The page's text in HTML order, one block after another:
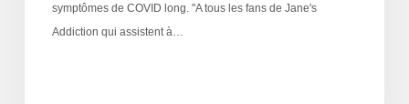
symptômes de COVID long. "A tous les fans de Jane's
Addiction qui assistent à…